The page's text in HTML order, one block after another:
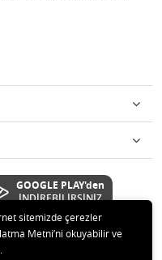
GOOGLE PLAY'den
İNDİREBİLİRSİNİZ
San ve Tic.Ltd.Şti Tüm
sitemizde çerezler
Metni’ni okuyabilir ve